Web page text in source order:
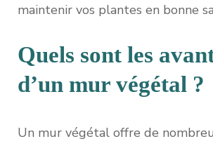
maintenir vos plantes en bonne
Quels sont les
d’un mur végétal ?
Un mur végétal offre de